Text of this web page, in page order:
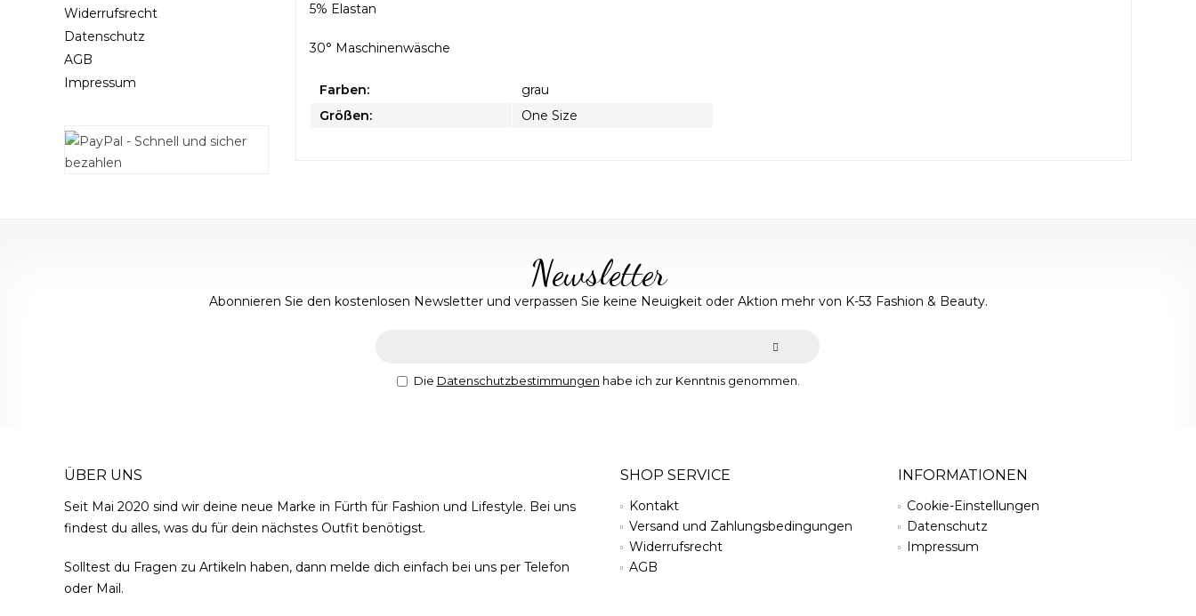
Widerrufsrecht
Datenschutz
AGB
Impressum
5% Elastan
30° Maschinenwäsche
Farben:
grau
Größen:
One Size
Newsletter
Abonnieren Sie den kostenlosen Newsletter und verpassen Sie keine Neuigkeit oder Aktion mehr von K-53 Fashion & Beauty.
Die Datenschutzbestimmungen habe ich zur Kenntnis genommen.
ÜBER UNS
Seit Mai 2020 sind wir deine neue Marke in Fürth für Fashion und Lifestyle. Bei uns
findest du alles, was du für dein nächstes Outfit benötigst.
Solltest du Fragen zu Artikeln haben, dann melde dich einfach bei uns per Telefon
oder Mail.
SHOP SERVICE
Kontakt
Versand und Zahlungsbedingungen
Widerrufsrecht
AGB
INFORMATIONEN
Cookie-Einstellungen
Datenschutz
Impressum